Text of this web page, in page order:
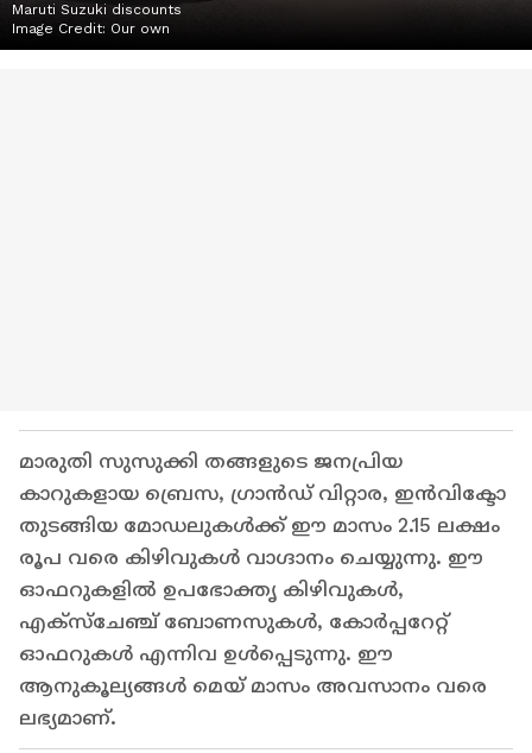
Maruti Suzuki discounts
Image Credit: Our own
മാരുതി സുസുക്കി തങ്ങളുടെ ജനപ്രിയ
കാറുകളായ ബ്രെസ, ഗ്രാൻഡ് വിറ്റാര, ഇൻവിക്ടോ
തുടങ്ങിയ മോഡലുകൾക്ക് ഈ മാസം 2.15 ലക്ഷം
രൂപ വരെ കിഴിവുകൾ വാഗ്ദാനം ചെയ്യുന്നു. ഈ
ഓഫറുകളിൽ ഉപഭോക്തൃ കിഴിവുകൾ,
എക്സ്ചേഞ്ച് ബോണസുകൾ, കോർപ്പറേറ്റ്
ഓഫറുകൾ എന്നിവ ഉൾപ്പെടുന്നു. ഈ
ആനുകൂല്യങ്ങൾ മെയ് മാസം അവസാനം വരെ
ലഭ്യമാണ്.